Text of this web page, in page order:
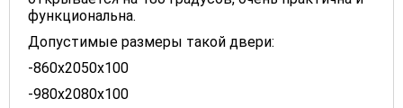
функциональна.
Допустимые размеры такой двери:
-860x2050x100
-980x2080x100